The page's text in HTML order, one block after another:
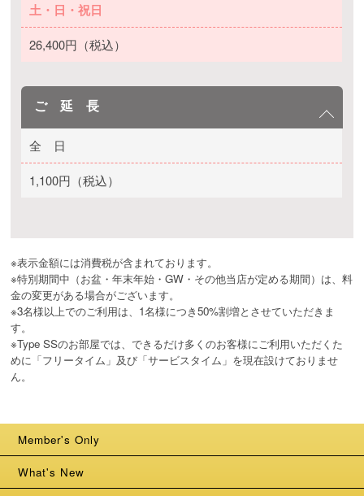
土・日・祝日
26,400円（税込）
ご 延 長
全 日
1,100円（税込）
※表示金額には消費税が含まれております。
※特別期間中（お盆・年末年始・GW・その他当店が定める期間）は、料
金の変更がある場合がございます。
※3名様以上でのご利用は、1名様につき50%割増とさせていただきま
す。
※Type SSのお部屋では、できるだけ多くのお客様にご利用いただくた
めに「フリータイム」及び「サービスタイム」を現在設けておりませ
ん。
Member's Only
What's New